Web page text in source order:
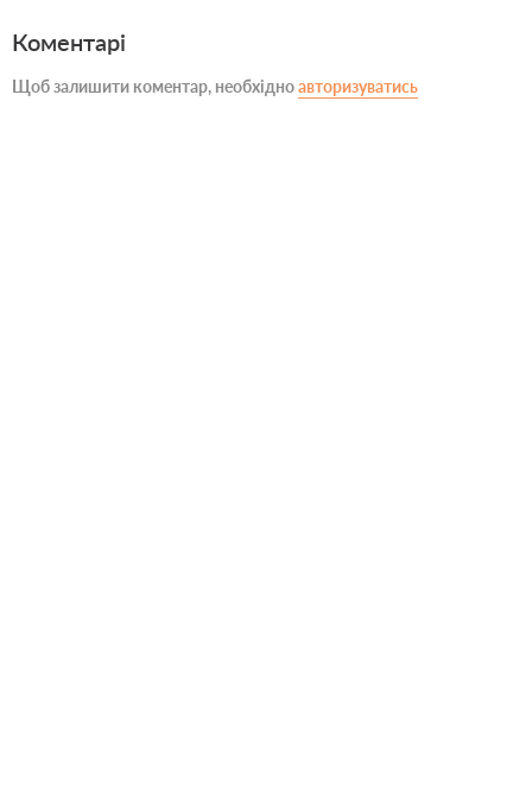
Коментарі
Щоб залишити коментар, необхідноавторизуватись